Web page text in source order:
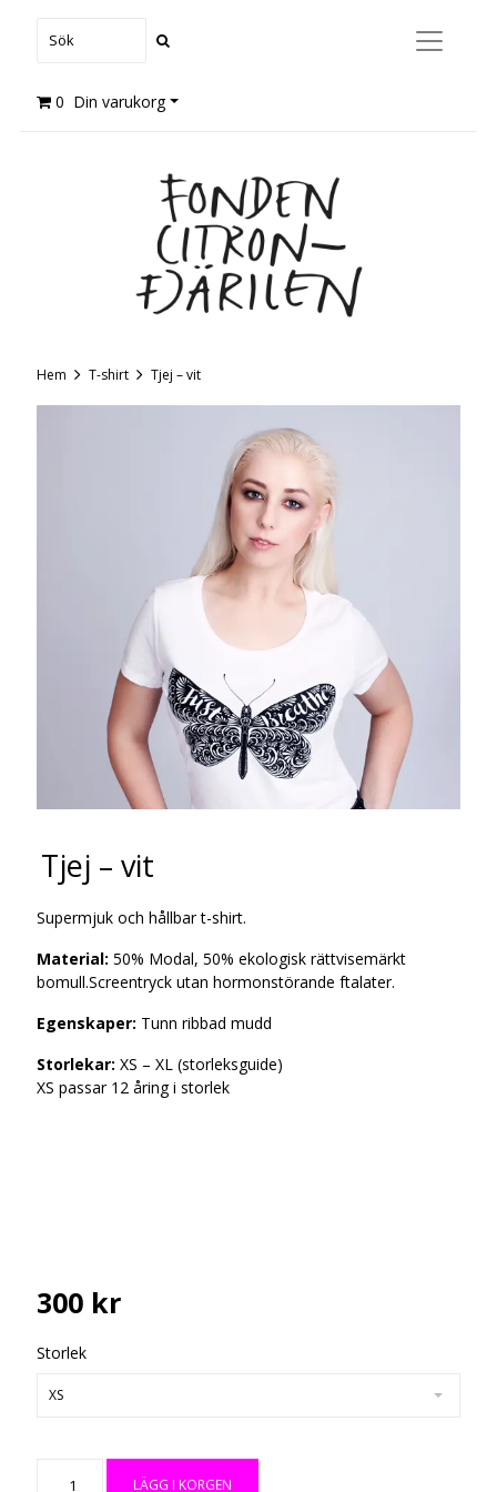
0 Din varukorg
Hem T-shirt Tjej – vit
Tjej – vit
Supermjuk och hållbar t-shirt.
Material: 50% Modal, 50% ekologisk rättvisemärkt
bomull.Screentryck utan hormonstörande ftalater.
Egenskaper: Tunn ribbad mudd
Storlekar: XS – XL (storleksguide)
XS passar 12 åring i storlek
300 kr
Storlek
XS
LÄGG I KORGEN